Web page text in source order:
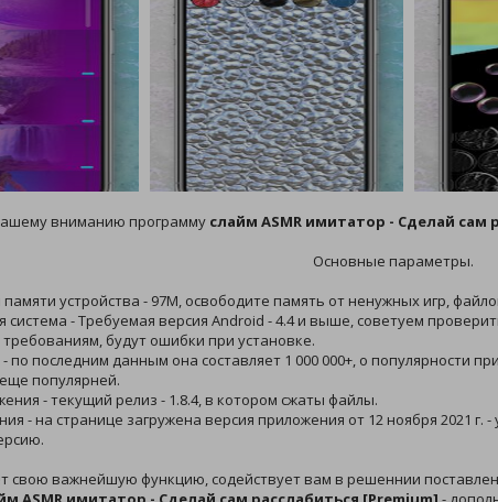
вниманию программу слайм ASMR имитатор - Сделай сам
Основные параметры.
устройства - 97M, освободите память от ненужных игр,
система - Требуемая версия Android - 4.4 и выше, советуем
требованиям, будут ошибки при установке.
по последним данным она составляет 1 000 000+, о популярности
популярней.
- текущий релиз - 1.8.4, в котором сжаты файлы.
- на странице загружена версия приложения от 12 ноября 2021 г.
свою важнейшую функцию, содействует вам в решеннии